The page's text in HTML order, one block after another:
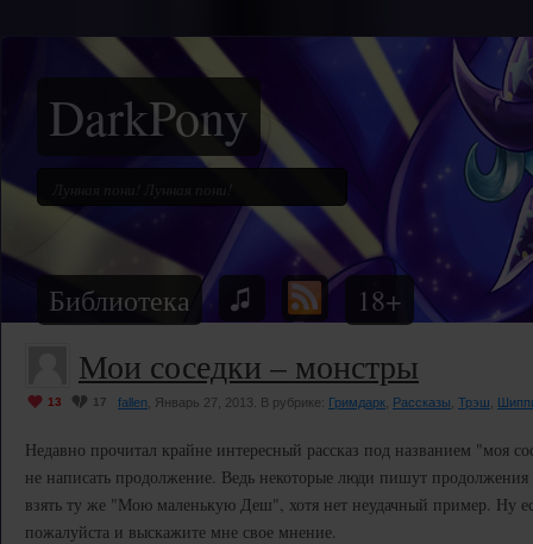
DarkPony
Библиотека 18+
Мои соседки – монстры
13 17 fallen , Январь 27, 2013. В рубрике: Гримдарк Рассказы Трэш
Недавно прочитал крайне интересный рассказ под названием "моя
не написать продолжение. Ведь некоторые люди пишут продолжения
взять ту же "Мою маленькую Деш", хотя нет неудачный пример. Ну
пожалуйста и выскажите мне свое мнение.